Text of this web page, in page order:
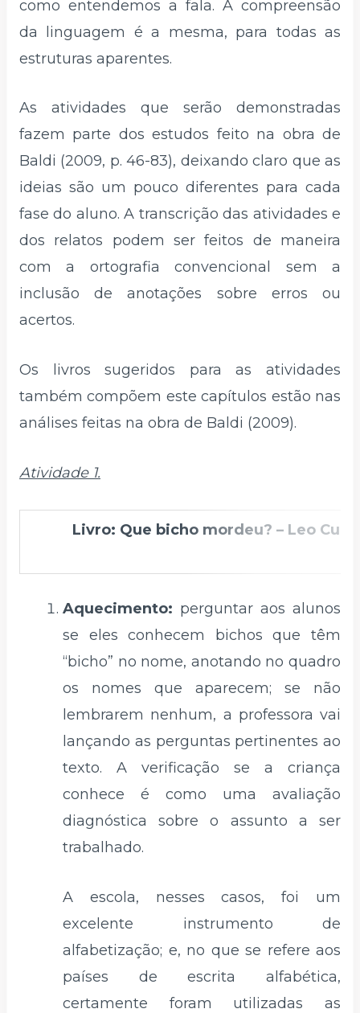
como entendemos a fala. A compreensão
da linguagem é a mesma, para todas as
estruturas aparentes.
As atividades que serão demonstradas
fazem parte dos estudos feito na obra de
Baldi (2009, p. 46-83), deixando claro que as
ideias são um pouco diferentes para cada
fase do aluno. A transcrição das atividades e
dos relatos podem ser feitos de maneira
com a ortografia convencional sem a
inclusão de anotações sobre erros ou
acertos.
Os livros sugeridos para as atividades
também compõem este capítulos estão nas
análises feitas na obra de Baldi (2009).
Atividade 1.
Livro: Que bicho mordeu? – Leo
Aquecimento: perguntar aos alunos
se eles conhecem bichos que têm
“bicho” no nome, anotando no quadro
os nomes que aparecem; se não
lembrarem nenhum, a professora vai
lançando as perguntas pertinentes ao
texto. A verificação se a criança
conhece é como uma avaliação
diagnóstica sobre o assunto a ser
trabalhado.
A escola, nesses casos, foi um
excelente instrumento de
alfabetização; e, no que se refere aos
países de escrita alfabética,
certamente foram utilizadas as